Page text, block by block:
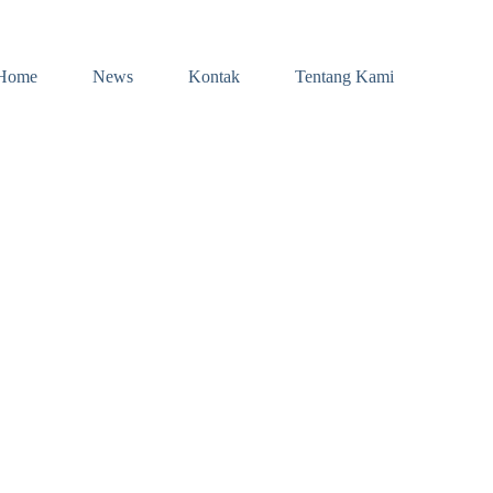
News Kontak Tentang Kami